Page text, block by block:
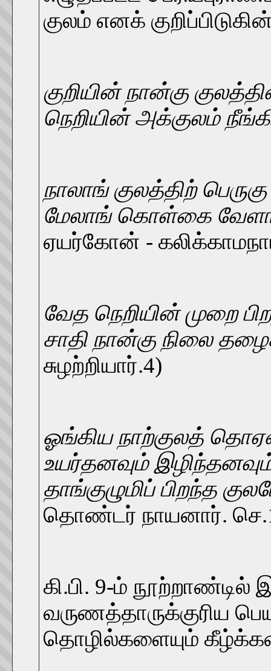
குலம் எனக்
குறியின் நான்கு
நெறியின் அக்குலம்
நாலாங் குலத்திற்
மேலாங் கொள்கை
ஏயர்கோன் -
வேத நெறியின் முறை
சாதி நான்கு நிலை
சுழற்றியார்.4)
ஓங்கிய நாற்குலத்
உயர்தனவும்
தாங்குழுமிப் பிறந்த
தொண்டர் நாயனார்.
கி.பி. 9-ம்
வருணத்தாருக்குரிய
தொழில்களையும்